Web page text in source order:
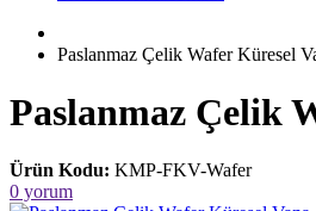
Paslanmaz Çelik Wafer Küresel
Paslanmaz Çelik
Ürün Kodu: KMP-FKV-Wafer
0 yorum